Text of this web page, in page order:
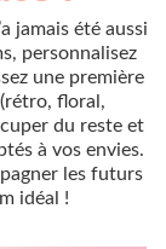
jamais été aussi
personnalisez
une première
floral,
du reste et
à vos envies.
les futurs
idéal !